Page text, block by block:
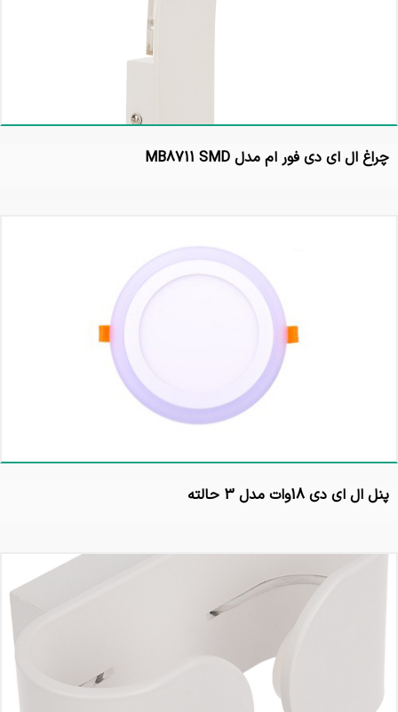
چراغ ال ای دی فور ام مدل MB8711 SMD
پنل ال ای دی 18وات مدل 3 حالته